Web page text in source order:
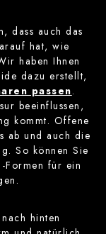
dass auch das
hat, wie
haben Ihnen
dazu erstellt,
passen.
beeinflussen,
kommt. Offene
ab und auch die
So können Sie
Formen für ein
hinten